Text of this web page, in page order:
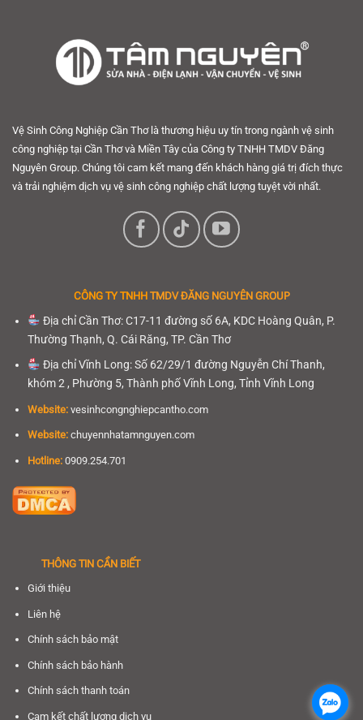
Vệ Sinh Công Nghiệp Cần Thơ là thương hiệu uy tín trong ngành vệ sinh
công nghiệp tại Cần Thơ và Miền Tây của Công ty TNHH TMDV Đăng
Nguyên Group. Chúng tôi cam kết mang đến khách hàng giá trị đích thực
và trải nghiệm dịch vụ vệ sinh công nghiệp chất lượng tuyệt vời nhất.
CÔNG TY TNHH TMDV ĐĂNG NGUYÊN GROUP
Địa chỉ Cần Thơ: C17-11 đường số 6A, KDC Hoàng Quân, P.
Thường Thạnh, Q. Cái Răng, TP. Cần Thơ
Địa chỉ Vĩnh Long: Số 62/29/1 đường Nguyễn Chí Thanh,
khóm 2 , Phường 5, Thành phố Vĩnh Long, Tỉnh Vĩnh Long
Website: vesinhcongnghiepcantho.com
Website: chuyennhatamnguyen.com
Hotline: 0909.254.701
THÔNG TIN CẦN BIẾT
Giới thiệu
Liên hệ
Chính sách bảo mật
Chính sách bảo hành
Chính sách thanh toán
Cam kết chất lượng dịch vụ
..